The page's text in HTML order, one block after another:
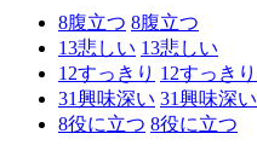
8腹立つ 8腹立つ
13悲しい 13悲しい
12すっきり 12すっきり
31興味深い 31興味深い
8役に立つ 8役に立つ